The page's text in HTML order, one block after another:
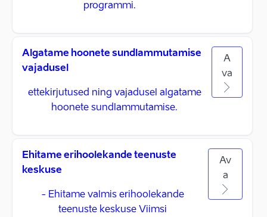
programmi.
Algatame hoonete sundlammutamise
vajadusel
ettekirjutused ning vajadusel algatame
hoonete sundlammutamise.
A
va
Ehitame erihoolekande teenuste
keskuse
- Ehitame valmis erihoolekande
teenuste keskuse Viimsi
Av
a